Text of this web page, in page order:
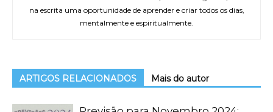
na escrita uma oportunidade de aprender e criar todos os dias,
mentalmente e espiritualmente.
ARTIGOS RELACIONADOS Mais do autor